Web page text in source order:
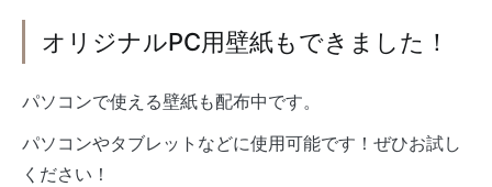
オリジナルPC用壁紙もできました！
パソコンで使える壁紙も配布中です。
パソコンやタブレットなどに使用可能です！ぜひお試し
ください！